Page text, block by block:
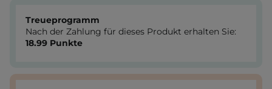
Treueprogramm
Nach der Zahlung für dieses Produkt erhalten Sie:
18.99 Punkte